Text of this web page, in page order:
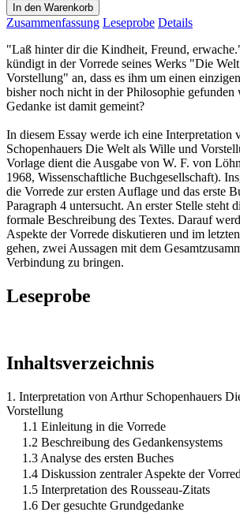
In den Warenkorb
Zusammenfassung Leseprobe Details
"Laß hinter dir die Kindheit, Freund,
kündigt in der Vorrede seines Werks "Die
Vorstellung" an, dass es ihm um einen
bisher noch nicht in der Philosophie
Gedanke ist damit gemeint?
In diesem Essay werde ich eine Interpretation
Schopenhauers Die Welt als Wille und
Vorlage dient die Ausgabe von W. F. von
1968, Wissenschaftliche Buchgesellschaft).
die Vorrede zur ersten Auflage und das erste
Paragraph 4 untersucht. An erster Stelle steht
formale Beschreibung des Textes. Darauf
Aspekte der Vorrede diskutieren und im
gehen, zwei Aussagen mit dem
Verbindung zu bringen.
Leseprobe
Inhaltsverzeichnis
1. Interpretation von Arthur Schopenhauers
Vorstellung
1.1 Einleitung in die Vorrede
1.2 Beschreibung des Gedankensystems
1.3 Analyse des ersten Buches
1.4 Diskussion zentraler Aspekte der
1.5 Interpretation des Rousseau-Zitats
1.6 Der gesuchte Grundgedanke